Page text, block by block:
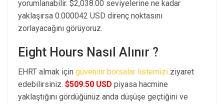
yorumlanabilir. $2,038.00 seviyelerine ne kadar
yaklaşırsa 0.000042 USD direnç noktasını
zorlayacağını görüyoruz.
Eight Hours Nasıl Alınır ?
EHRT almak için güvenilir borsalar listemizi ziyaret
edebilirsiniz. $509.50 USD piyasa hacmine
yaklaştığını gördüğünüz anda düşüşe geçtiğini ve